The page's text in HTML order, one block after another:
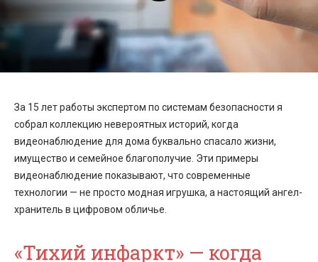
За 15 лет работы экспертом по системам безопасности я
собрал коллекцию невероятных историй, когда
видеонаблюдение для дома буквально спасало жизни,
имущество и семейное благополучие. Эти примеры
видеонаблюдение показывают, что современные
технологии — не просто модная игрушка, а настоящий ангел-
хранитель в цифровом обличье.
«Тихий инфаркт» — когда